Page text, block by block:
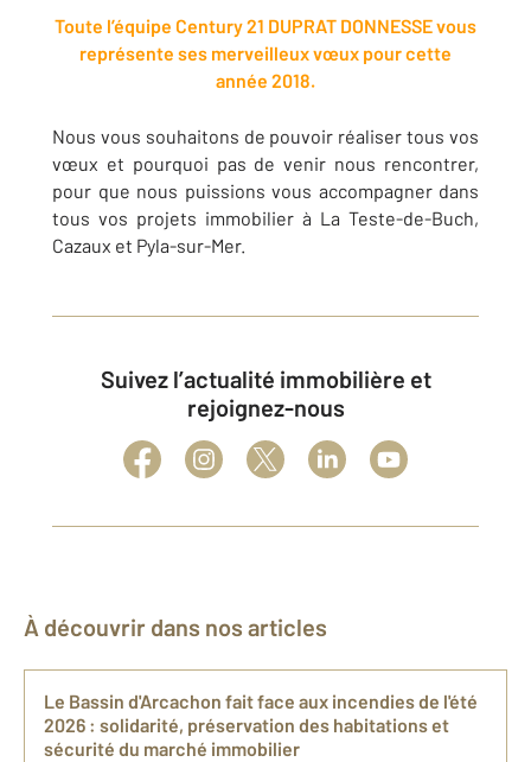
Toute l’équipe Century 21 DUPRAT DONNESSE vous
représente ses merveilleux vœux pour cette
année 2018.
Nous vous souhaitons de pouvoir réaliser tous vos
vœux et pourquoi pas de venir nous rencontrer,
pour que nous puissions vous accompagner dans
tous vos projets immobilier à La Teste-de-Buch,
Cazaux et Pyla-sur-Mer.
Suivez l’actualité immobilière et
rejoignez-nous
À découvrir dans nos articles
Le Bassin d'Arcachon fait face aux incendies de l'été
2026 : solidarité, préservation des habitations et
sécurité du marché immobilier